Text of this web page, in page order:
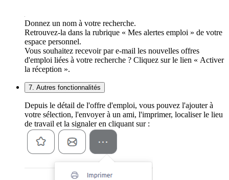
Donnez un nom à votre recherche.
Retrouvez-la dans la rubrique « Mes alertes emploi » de votre
espace personnel.
Vous souhaitez recevoir par e-mail les nouvelles offres
d'emploi liées à votre recherche ? Cliquez sur le lien « Activer
la réception ».
7. Autres fonctionnalités
Depuis le détail de l'offre d'emploi, vous pouvez l'ajouter à
votre sélection, l'envoyer à un ami, l'imprimer, localiser le lieu
de travail et la signaler en cliquant sur :